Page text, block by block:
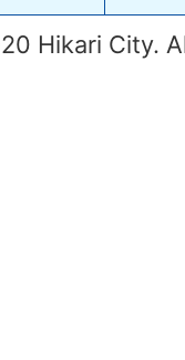
Hikari City.